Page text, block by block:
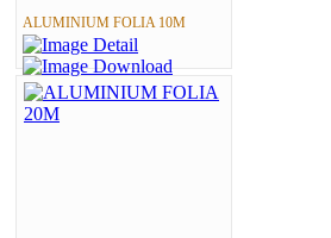
ALUMINIUM FOLIA 10M